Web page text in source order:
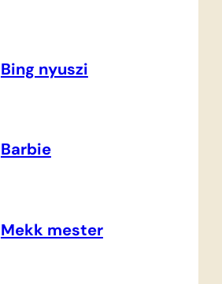
Bing nyuszi
Barbie
Mekk mester